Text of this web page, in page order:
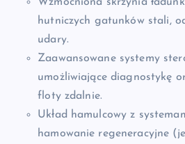
hutniczych gatunków stali,
udary.
Zaawansowane systemy
umożliwiające diagnostykę
floty zdalnie.
Układ hamulcowy z
hamowanie regeneracyjne